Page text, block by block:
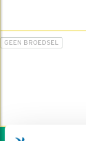
GEEN BROEDSEL